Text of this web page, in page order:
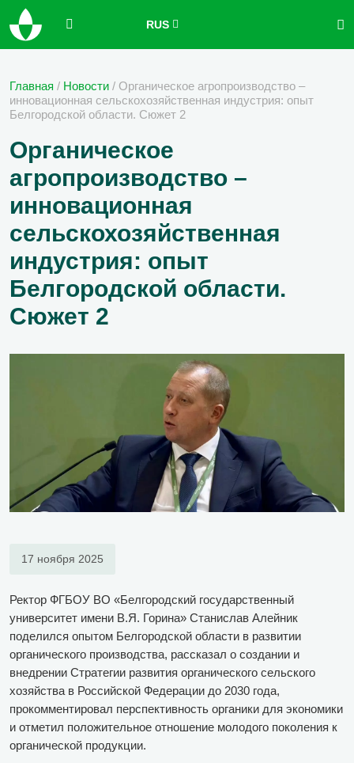
RUS
Главная / Новости / Органическое агропроизводство –
инновационная сельскохозяйственная индустрия: опыт
Белгородской области. Сюжет 2
Органическое
агропроизводство –
инновационная
сельскохозяйственная
индустрия: опыт
Белгородской области.
Сюжет 2
17 ноября 2025
Ректор ФГБОУ ВО «Белгородский государственный
университет имени В.Я. Горина» Станислав Алейник
поделился опытом Белгородской области в развитии
органического производства, рассказал о создании и
внедрении Стратегии развития органического сельского
хозяйства в Российской Федерации до 2030 года,
прокомментировал перспективность органики для экономики
и отметил положительное отношение молодого поколения к
органической продукции.